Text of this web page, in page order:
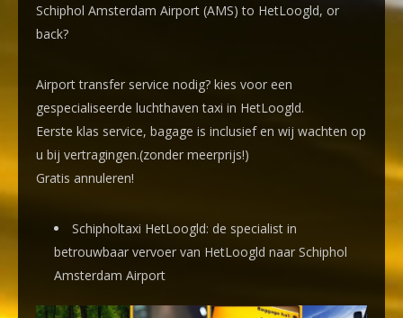
Schiphol Amsterdam Airport (AMS) to HetLoogld, or
back?
Airport transfer service nodig? kies voor een
gespecialiseerde luchthaven taxi in HetLoogld.
Eerste klas service, bagage is inclusief en wij wachten op
u bij vertragingen.(zonder meerprijs!)
Gratis annuleren!
Schipholtaxi HetLoogld: de specialist in
betrouwbaar vervoer van HetLoogld naar Schiphol
Amsterdam Airport